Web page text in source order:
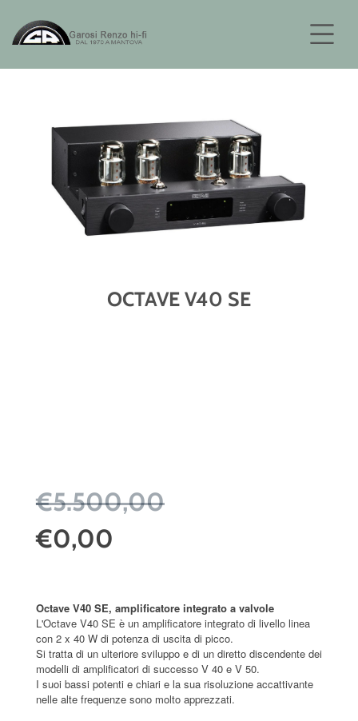
OCTAVE V40 SE
€5.500,00
€0,00
Octave V40 SE, amplificatore integrato a valvole
L'Octave V40 SE è un amplificatore integrato di livello linea
con 2 x 40 W di potenza di uscita di picco.
Si tratta di un ulteriore sviluppo e di un diretto discendente dei
modelli di amplificatori di successo V 40 e V 50.
I suoi bassi potenti e chiari e la sua risoluzione accattivante
nelle alte frequenze sono molto apprezzati.